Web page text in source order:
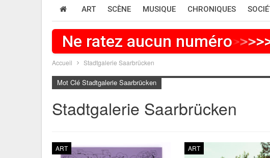
ART SCÈNE MUSIQUE CHRONIQUES
Ne ratez aucun numéro>>>>
Accueil Stadtgalerie Saarbrücken
Mot Clé Stadtgalerie Saarbrücken
Stadtgalerie Saarbrücken
ART ART